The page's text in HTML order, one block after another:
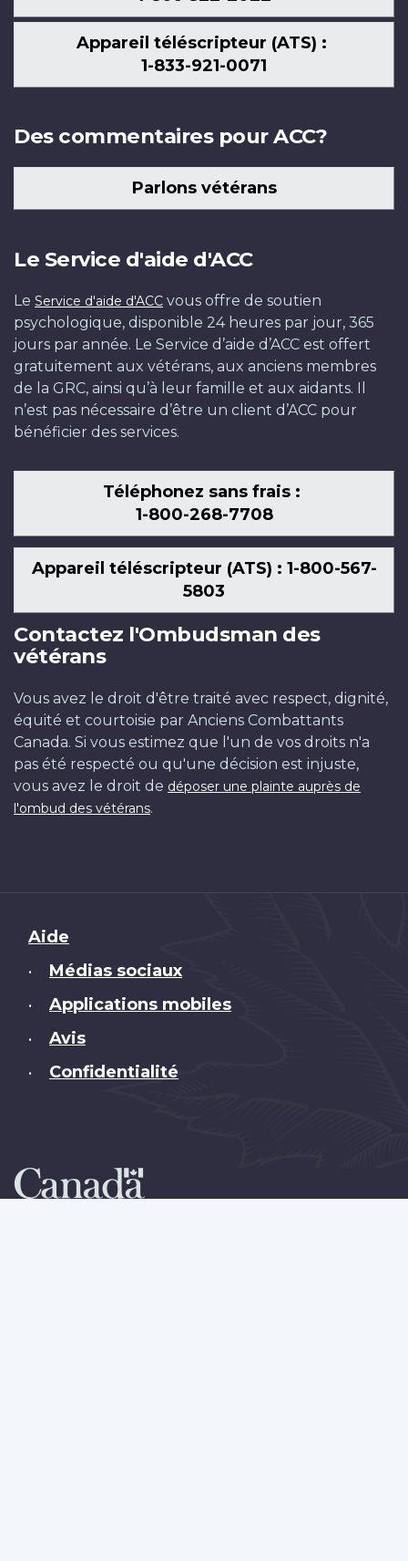
Appareil téléscripteur (ATS) :
1-833-921-0071
Des commentaires pour ACC?
Parlons vétérans
Le Service d'aide d'ACC
Le Service d'aide d'ACC vous offre de soutien
psychologique, disponible 24 heures par jour, 365
jours par année. Le Service d’aide d’ACC est offert
gratuitement aux vétérans, aux anciens membres
de la GRC, ainsi qu’à leur famille et aux aidants. Il
n’est pas nécessaire d’être un client d’ACC pour
bénéficier des services.
Téléphonez sans frais :
1-800-268-7708
Appareil téléscripteur (ATS) : 1-800-567-
5803
Contactez l'Ombudsman des
vétérans
Vous avez le droit d'être traité avec respect, dignité,
équité et courtoisie par Anciens Combattants
Canada. Si vous estimez que l'un de vos droits n'a
pas été respecté ou qu'une décision est injuste,
vous avez le droit de déposer une plainte auprès de
l'ombud des vétérans.
Brand
Aide
• Médias sociaux
• Applications mobiles
• Avis
• Confidentialité